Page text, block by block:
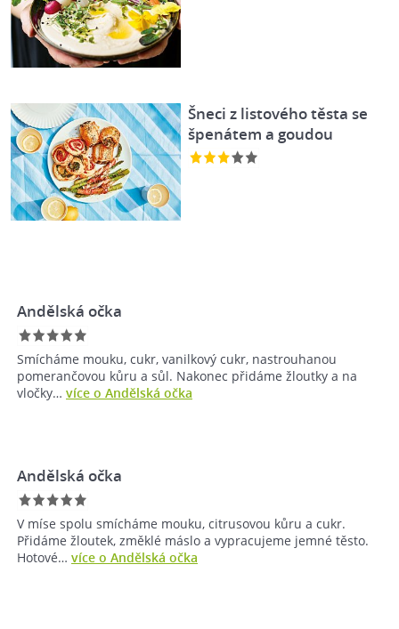
Šneci z listového těsta se
špenátem a goudou
Andělská očka
Smícháme mouku, cukr, vanilkový cukr, nastrouhanou
pomerančovou kůru a sůl. Nakonec přidáme žloutky a na
vločky… více o Andělská očka
Andělská očka
V míse spolu smícháme mouku, citrusovou kůru a cukr.
Přidáme žloutek, změklé máslo a vypracujeme jemné těsto.
Hotové… více o Andělská očka